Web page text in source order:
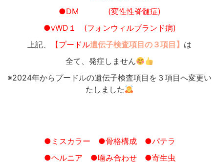
●DM (変性性脊髄症)
●vWD１ (フォンウィルブランド病)
上記、
【プードル遺伝子検査項目の３項目】 は
全て、発症しません
※2024年からプードルの遺伝子検査項目を３項目へ変更い
たしました
●ミスカラー ●骨格構成
●パテラ
●ヘルニア
●噛み合わせ
●寄生虫